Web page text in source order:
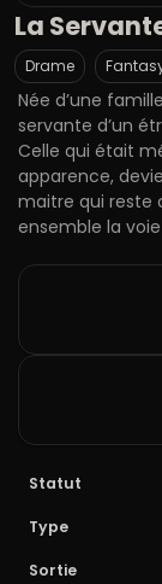
La
Drame
Née d’une
servante d’un
Celle qui était
apparence,
maitre qui reste
ensemble la
Statut
Type
Sortie